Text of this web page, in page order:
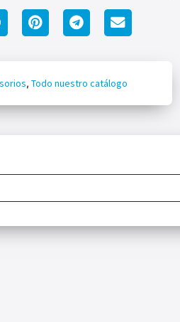
, Todo nuestro catálogo